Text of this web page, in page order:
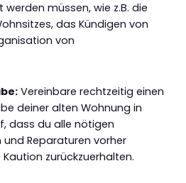
müssen, wie z.B. die
das Kündigen von
von
Vereinbare rechtzeitig einen
deiner alten Wohnung in
dass du alle nötigen
Reparaturen vorher
zurückzuerhalten.